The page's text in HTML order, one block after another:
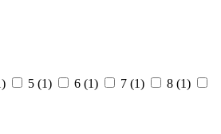
) 5 (1) 6 (1) 7 (1) 8 (1)